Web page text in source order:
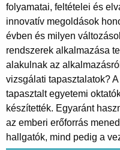
folyamatai, feltételei és
innovatív megoldások
évben és milyen
rendszerek alkalmazása
alakulnak az
vizsgálati tapasztalatok?
tapasztalt egyetemi
készítették. Egyaránt
az emberi erőforrás
hallgatók, mind pedig a